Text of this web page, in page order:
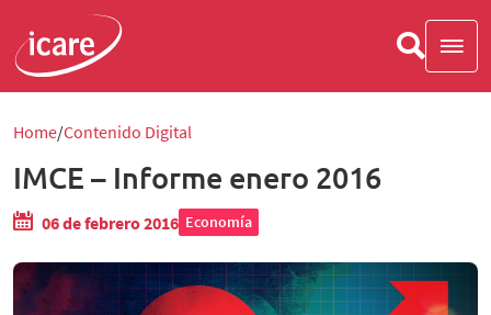
Home Contenido Digital
IMCE – Informe enero 2016
06 de febrero 2016 Economía